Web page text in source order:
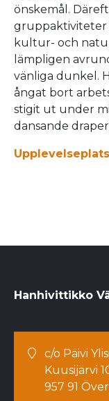
önskemål.
gruppaktiviteter
kultur- och
lämpligen
vänliga dunkel.
ångat bort
stigit ut under
dansande
Hanhivittikko
c/o Päivi
Kuusijärvi
957 91